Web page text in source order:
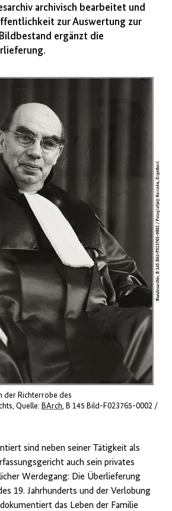
archivisch bearbeitet und
zur Auswertung zur
ergänzt die
der Richterrobe des
Quelle: BArch , B 145 Bild-F023765-0002 /
sind neben seiner Tätigkeit als
auch sein privates
Werdegang: Die Überlieferung
19. Jahrhunderts und der Verlobung
das Leben der Familie